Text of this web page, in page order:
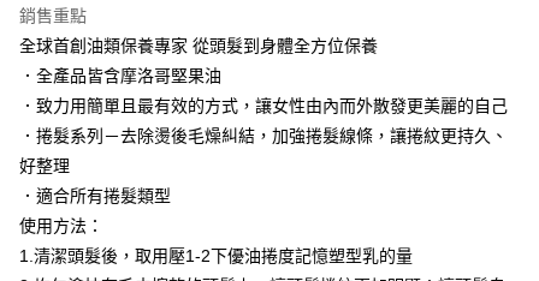
AFTEE先享後付是「在收到商品之後才付款」的支付方式。 讓您購物簡單
１．簡單：不需註冊會員、不需綁卡、不需儲值。
２．便利：只要手機號碼，簡訊認證，即可結帳。
３．安心：先確認商品／服務後，再付款。
【「AFTEE先享後付」結帳流程】
１．於結帳方式選擇「AFTEE先享後付」後，將跳轉至「AFTEE先享後付」
２．訂單成立數日內，您將收到繳費通知簡訊。
３．收到繳費通知簡訊後14天內，點擊此簡訊中的連結，可透過四大超商／
ATM／網路銀行／等多元方式進行付款，方視為交易完成。
※ 請注意：結帳手續完成當下不需立刻繳費，但若您需要取消訂單，請聯絡
運送方式
付款後全家取貨
付款後萊爾富取貨
每筆NT$100，滿NT$3,000(含以上)免運費
付款後7-11取貨
每筆NT$100，滿NT$3,000(含以上)免運費
銷售重點
全球首創油類保養專家 從頭髮到身體全方位保養
．全產品皆含摩洛哥堅果油
．致力用簡單且最有效的方式，讓女性由內而外散發更美麗的自己
．捲髮系列－去除燙後毛燥糾結，加強捲髮線條，讓捲紋更持久、
好整理
．適合所有捲髮類型
使用方法：
1.清潔頭髮後，取用壓1-2下優油捲度記憶塑型乳的量